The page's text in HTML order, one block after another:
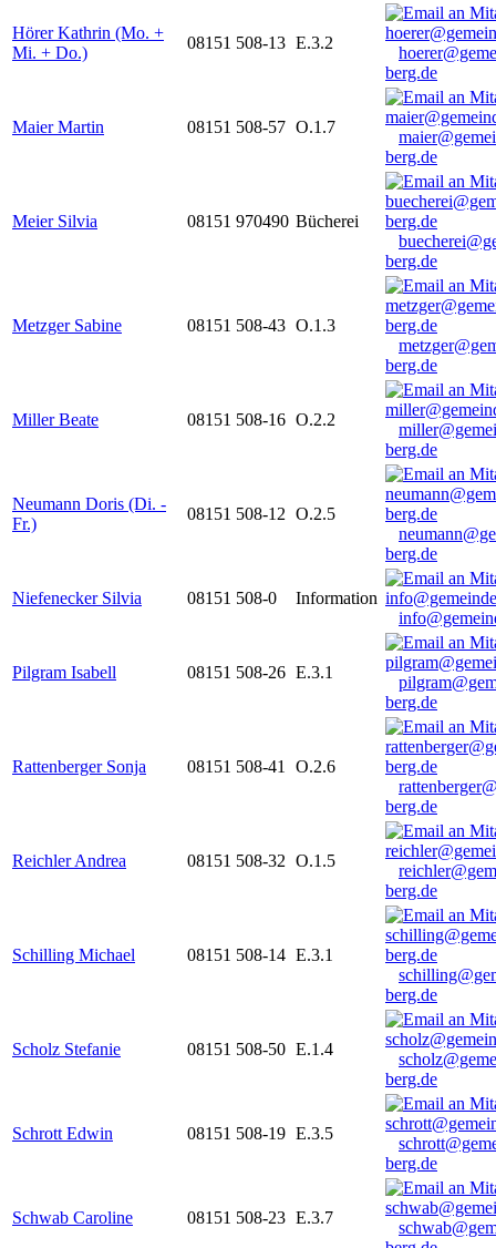
Hörer Kathrin (Mo. +
Mi. + Do.)
08151 508-13 E.3.2
berg.de
Maier Martin 08151 508-57 O.1.7
berg.de
Meier Silvia 08151 970490 Bücherei
berg.de
Metzger Sabine 08151 508-43 O.1.3
berg.de
Miller Beate 08151 508-16 O.2.2
berg.de
Neumann Doris (Di. -
Fr.)
08151 508-12 O.2.5
berg.de
Niefenecker Silvia 08151 508-0
Information
Pilgram Isabell 08151 508-26 E.3.1
berg.de
Rattenberger Sonja 08151 508-41
O.2.6
berg.de
Reichler Andrea 08151 508-32 O.1.5
berg.de
Schilling Michael 08151 508-14 E.3.1
berg.de
Scholz Stefanie 08151 508-50 E.1.4
berg.de
Schrott Edwin 08151 508-19 E.3.5
berg.de
Schwab Caroline 08151 508-23 E.3.7